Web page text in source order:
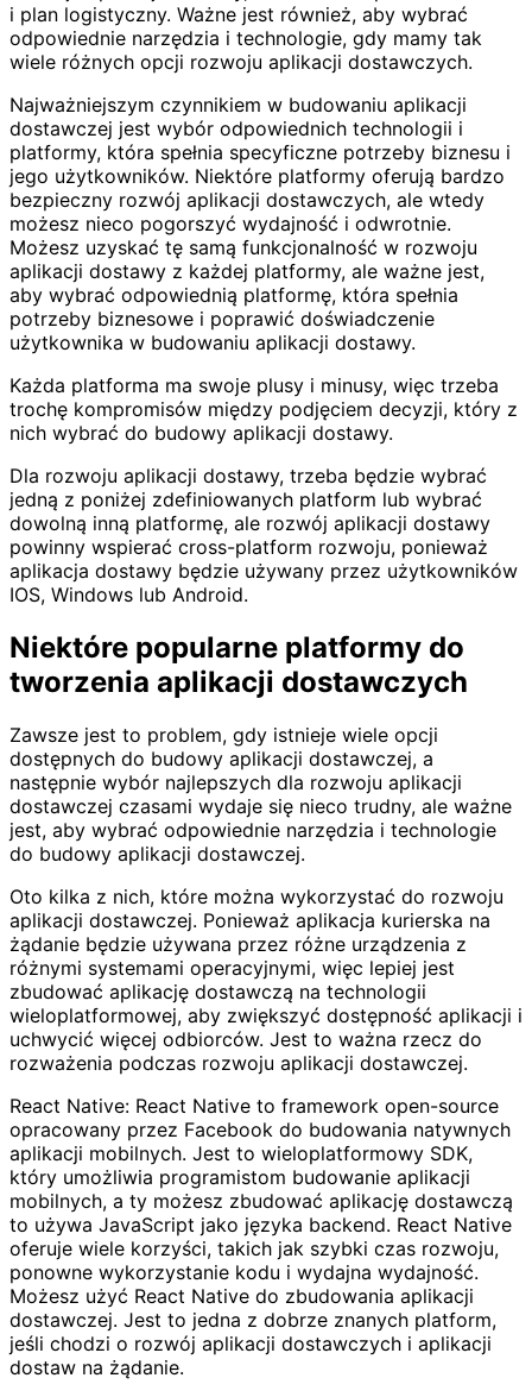
i plan logistyczny. Ważne jest również, aby wybrać
odpowiednie narzędzia i technologie, gdy mamy tak
wiele różnych opcji rozwoju aplikacji dostawczych.
Najważniejszym czynnikiem w budowaniu aplikacji
dostawczej jest wybór odpowiednich technologii i
platformy, która spełnia specyficzne potrzeby biznesu i
jego użytkowników. Niektóre platformy oferują bardzo
bezpieczny rozwój aplikacji dostawczych, ale wtedy
możesz nieco pogorszyć wydajność i odwrotnie.
Możesz uzyskać tę samą funkcjonalność w rozwoju
aplikacji dostawy z każdej platformy, ale ważne jest,
aby wybrać odpowiednią platformę, która spełnia
potrzeby biznesowe i poprawić doświadczenie
użytkownika w budowaniu aplikacji dostawy.
Każda platforma ma swoje plusy i minusy, więc trzeba
trochę kompromisów między podjęciem decyzji, który z
nich wybrać do budowy aplikacji dostawy.
Dla rozwoju aplikacji dostawy, trzeba będzie wybrać
jedną z poniżej zdefiniowanych platform lub wybrać
dowolną inną platformę, ale rozwój aplikacji dostawy
powinny wspierać cross-platform rozwoju, ponieważ
aplikacja dostawy będzie używany przez użytkowników
IOS, Windows lub Android.
Niektóre popularne platformy do
tworzenia aplikacji dostawczych
Zawsze jest to problem, gdy istnieje wiele opcji
dostępnych do budowy aplikacji dostawczej, a
następnie wybór najlepszych dla rozwoju aplikacji
dostawczej czasami wydaje się nieco trudny, ale ważne
jest, aby wybrać odpowiednie narzędzia i technologie
do budowy aplikacji dostawczej.
Oto kilka z nich, które można wykorzystać do rozwoju
aplikacji dostawczej. Ponieważ aplikacja kurierska na
żądanie będzie używana przez różne urządzenia z
różnymi systemami operacyjnymi, więc lepiej jest
zbudować aplikację dostawczą na technologii
wieloplatformowej, aby zwiększyć dostępność aplikacji i
uchwycić więcej odbiorców. Jest to ważna rzecz do
rozważenia podczas rozwoju aplikacji dostawczej.
React Native: React Native to framework open-source
opracowany przez Facebook do budowania natywnych
aplikacji mobilnych. Jest to wieloplatformowy SDK,
który umożliwia programistom budowanie aplikacji
mobilnych, a ty możesz zbudować aplikację dostawczą
to używa JavaScript jako języka backend. React Native
oferuje wiele korzyści, takich jak szybki czas rozwoju,
ponowne wykorzystanie kodu i wydajna wydajność.
Możesz użyć React Native do zbudowania aplikacji
dostawczej. Jest to jedna z dobrze znanych platform,
jeśli chodzi o rozwój aplikacji dostawczych i aplikacji
dostaw na żądanie.